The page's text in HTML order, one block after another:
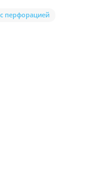
перфорацией